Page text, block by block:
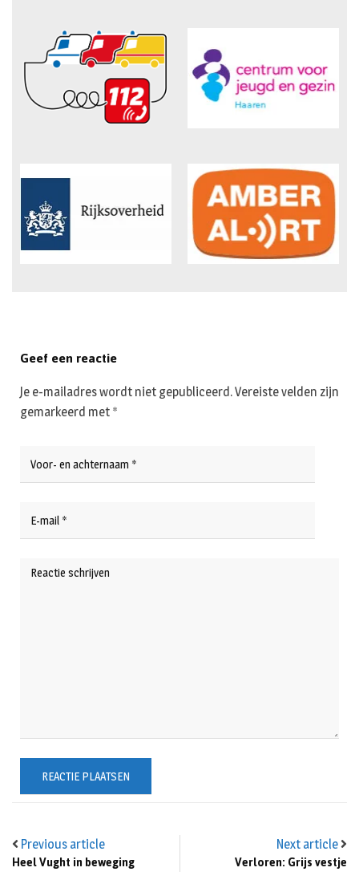
Previous article
Heel Vught in beweging
Next article
Verloren: Grijs vestje
Geef een reactie
Je e-mailadres wordt niet gepubliceerd.Vereiste velden zijn
gemarkeerd met *